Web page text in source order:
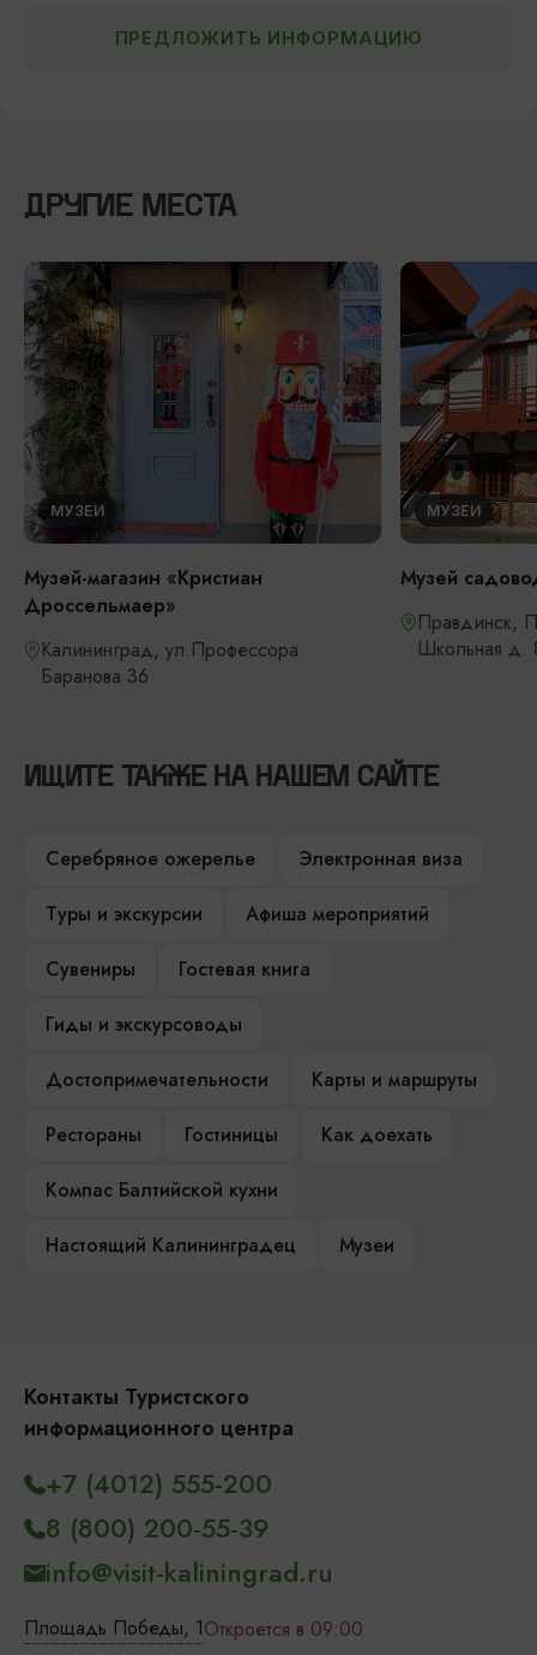
ПРЕДЛОЖИТЬ ИНФОРМАЦИЮ
ДРУГИЕ МЕСТА
МУЗЕИ
Музей-магазин «Кристиан
Дроссельмаер»
Калининград, ул.Профессора
Баранова 36
МУЗЕИ
Музей
Правдинск,
Школьная д.
ИЩИТЕ ТАКЖЕ НА НАШЕМ САЙТЕ
Серебряное ожерелье
Электронная виза
Туры и экскурсии
Афиша мероприятий
Сувениры
Гостевая книга
Гиды и экскурсоводы
Достопримечательности
Карты и маршруты
Рестораны
Гостиницы
Как доехать
Компас Балтийской кухни
Настоящий Калининградец
Музеи
Контакты Туристского
информационного центра
Площадь Победы, 1Откроется в 09:00
+7 (4012) 555-200
8 (800) 200-55-39
info@visit-kaliningrad.ru